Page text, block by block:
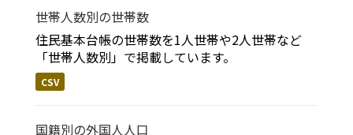
世帯人数別の世帯数
住民基本台帳の世帯数を1人世帯や2人世帯など
「世帯人数別」で掲載しています。
CSV
国籍別の外国人人口